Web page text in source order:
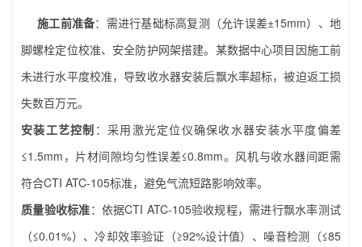
施工前准备：需进行基础标高复测（允许误差±15mm）、地
脚螺栓定位校准、安全防护网架搭建。某数据中心项目因施工前
未进行水平度校准，导致收水器安装后飘水率超标，被迫返工损
失数百万元。
安装工艺控制 ：采用激光定位仪确保收水器安装水平度偏差
≤1.5mm，片材间隙均匀性误差≤0.8mm。风机与收水器间距需
符合CTI ATC-105标准，避免气流短路影响效率。
质量验收标准：依据CTI ATC-105验收规程，需进行飘水率测试
（≤0.01%）、冷却效率验证（≥92%设计值）、噪音检测（≤85